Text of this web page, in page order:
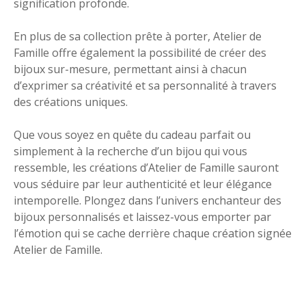
signification profonde.
En plus de sa collection prête à porter, Atelier de
Famille offre également la possibilité de créer des
bijoux sur-mesure, permettant ainsi à chacun
d’exprimer sa créativité et sa personnalité à travers
des créations uniques.
Que vous soyez en quête du cadeau parfait ou
simplement à la recherche d’un bijou qui vous
ressemble, les créations d’Atelier de Famille sauront
vous séduire par leur authenticité et leur élégance
intemporelle. Plongez dans l’univers enchanteur des
bijoux personnalisés et laissez-vous emporter par
l’émotion qui se cache derrière chaque création signée
Atelier de Famille.